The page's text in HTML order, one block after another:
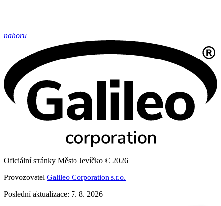
nahoru
Oficiální stránky Město Jevíčko © 2026
Provozovatel Galileo Corporation s.r.o.
Poslední aktualizace: 7. 8. 2026